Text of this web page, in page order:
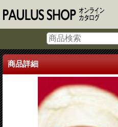
商品詳細